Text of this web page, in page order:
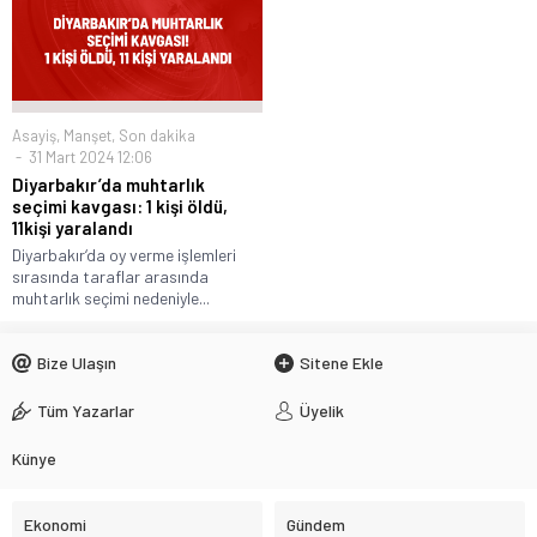
Asayiş, Manşet, Son dakika
31 Mart 2024 12:06
Diyarbakır’da muhtarlık
seçimi kavgası: 1 kişi öldü,
11kişi yaralandı
Diyarbakır‘da oy verme işlemleri
sırasında taraflar arasında
muhtarlık seçimi nedeniyle...
Bize Ulaşın Sitene Ekle
Tüm Yazarlar Üyelik
Künye
Ekonomi Gündem